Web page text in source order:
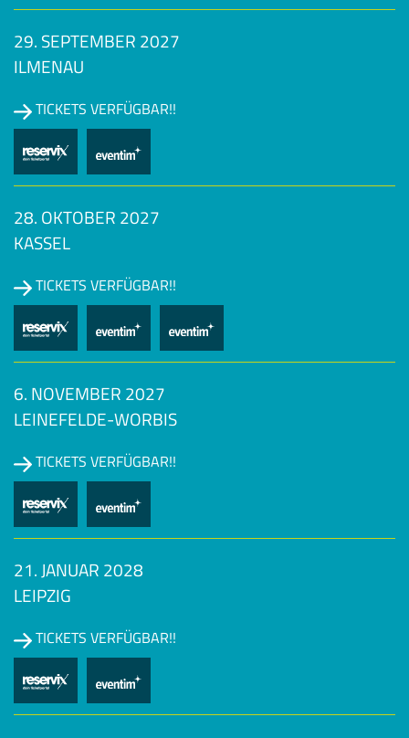
29. SEPTEMBER 2027
ILMENAU
TICKETS VERFÜGBAR!!
28. OKTOBER 2027
KASSEL
TICKETS VERFÜGBAR!!
6. NOVEMBER 2027
LEINEFELDE-WORBIS
TICKETS VERFÜGBAR!!
21. JANUAR 2028
LEIPZIG
TICKETS VERFÜGBAR!!